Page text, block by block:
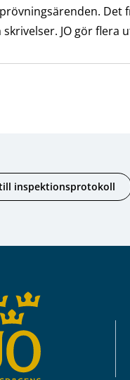
Det
skrivelser. JO gör flera
inspektionsprotokoll